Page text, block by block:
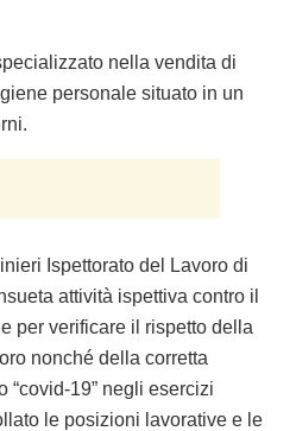
nella vendita di
personale situato in un
Ispettorato del Lavoro di
attività ispettiva contro il
per verificare il rispetto della
nonché della corretta
19” negli esercizi
le posizioni lavorative e le